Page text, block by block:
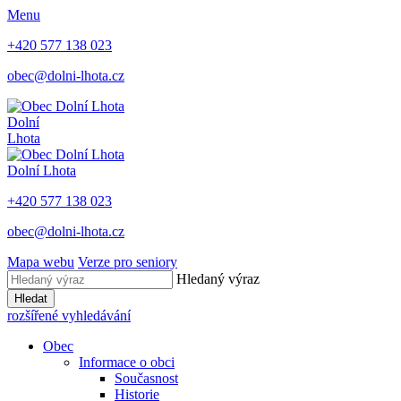
Menu
+420 577 138 023
obec@dolni-lhota.cz
Dolní
Lhota
Dolní Lhota
+420 577 138 023
obec@dolni-lhota.cz
Mapa webu Verze pro seniory
Hledaný výraz
Hledat
rozšířené vyhledávání
Obec
Informace o obci
Současnost
Historie